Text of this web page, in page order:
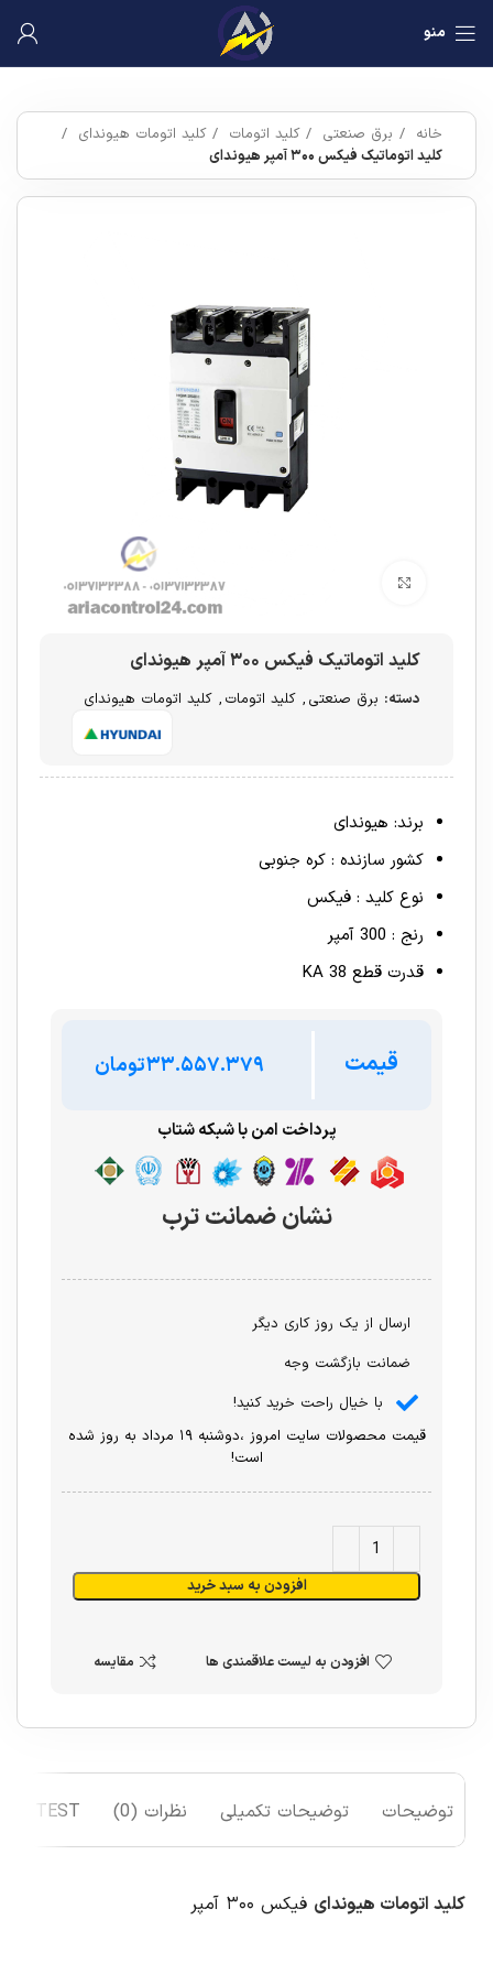
منو
خانه برق صنعتی کلید اتومات
کلید اتومات هیوندای
کلید اتوماتیک فیکس ۳۰۰ آمپر هیوندای
کلید اتوماتیک فیکس ۳۰۰ آمپر هیوندای
دسته: برق صنعتی , کلید اتومات , کلید اتومات هیوندای
برند: هیوندای
کشور سازنده : کره جنوبی
نوع کلید : فیکس
رنج : 300 آمپر
قدرت قطع 38 KA
قیمت تومان
پرداخت امن با شبکه شتاب
نشان ضمانت ترب
ارسال از یک روز کاری دیگر
ضمانت بازگشت وجه
با خیال راحت خرید کنید!
قیمت محصولات سایت امروز ،دوشنبه ۱۹ مرداد به روز شده
است!
افزودن به سبد خرید
افزودن به لیست علاقمندی ها مقایسه
توضیحات توضیحات تکمیلی نظرات (0) TEST
کلید اتومات هیوندای فیکس ۳۰۰ آمپر